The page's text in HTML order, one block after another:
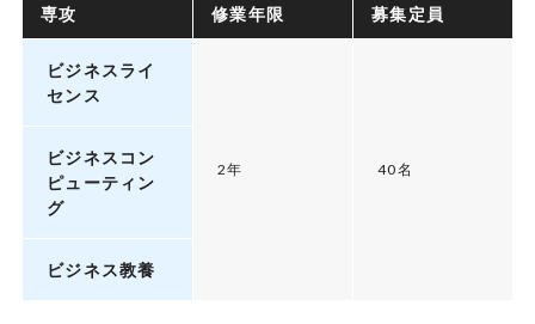
専攻 修業年限 募集定員
ビジネスライ
センス
2年 40名
ビジネスコン
ピューティン
グ
ビジネス教養